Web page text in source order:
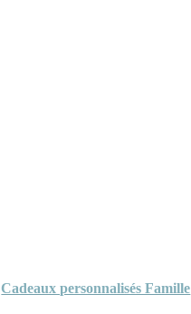
Cadeaux personnalisés Famille